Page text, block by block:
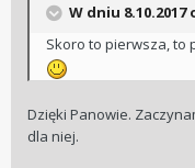
W dniu 8.10.2017
Skoro to pierwsza, to
Dzięki Panowie.
dla niej.